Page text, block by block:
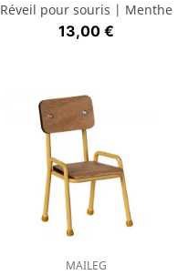
Réveil pour souris | Menthe
Prix
13,00 €
MAILEG